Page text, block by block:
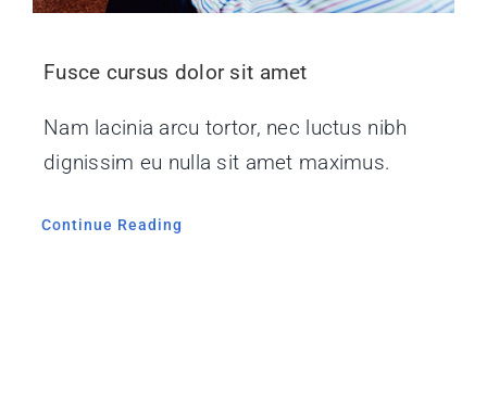
Fusce cursus dolor sit amet
Nam lacinia arcu tortor, nec luctus nibh
dignissim eu nulla sit amet maximus.
Continue Reading